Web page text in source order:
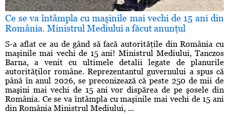
Ce se va întâmpla cu maşinile mai vechi de 15 ani din
România. Ministrul Mediului a făcut anunţul
S-a aflat ce au de gând să facă autorităţile din România cu
maşinile mai vechi de 15 ani! Ministrul Mediului, Tanczos
Barna, a venit cu ultimele detalii legate de planurile
autorităţilor române. Reprezentantul guvernului a spus că
până în anul 2026, se preconizează că peste 250 de mii de
maşini mai vechi de 15 ani vor dispărea de pe şosele din
România. Ce se va întâmpla cu maşinile mai vechi de 15 ani
din România Ministrul Mediului, ...